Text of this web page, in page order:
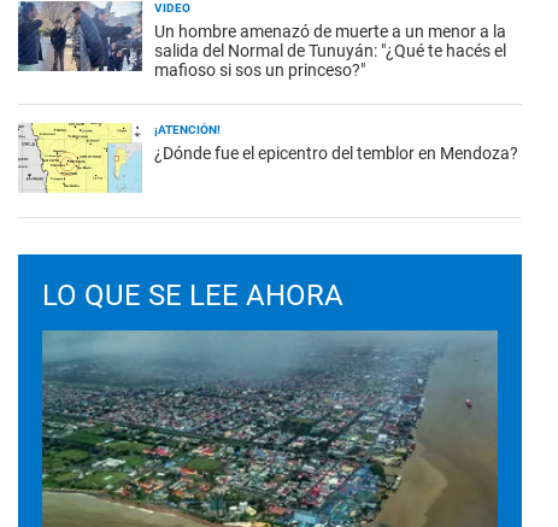
VIDEO
Un hombre amenazó de muerte a un menor a la
salida del Normal de Tunuyán: "¿Qué te hacés el
mafioso si sos un princeso?"
¡ATENCIÓN!
¿Dónde fue el epicentro del temblor en Mendoza?
LO QUE SE LEE AHORA